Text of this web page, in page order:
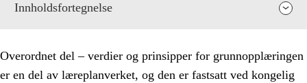
Innholdsfortegnelse
Overordnet del – verdier og prinsipper for grunnopplæringen
er en del av læreplanverket, og den er fastsatt ved kongelig